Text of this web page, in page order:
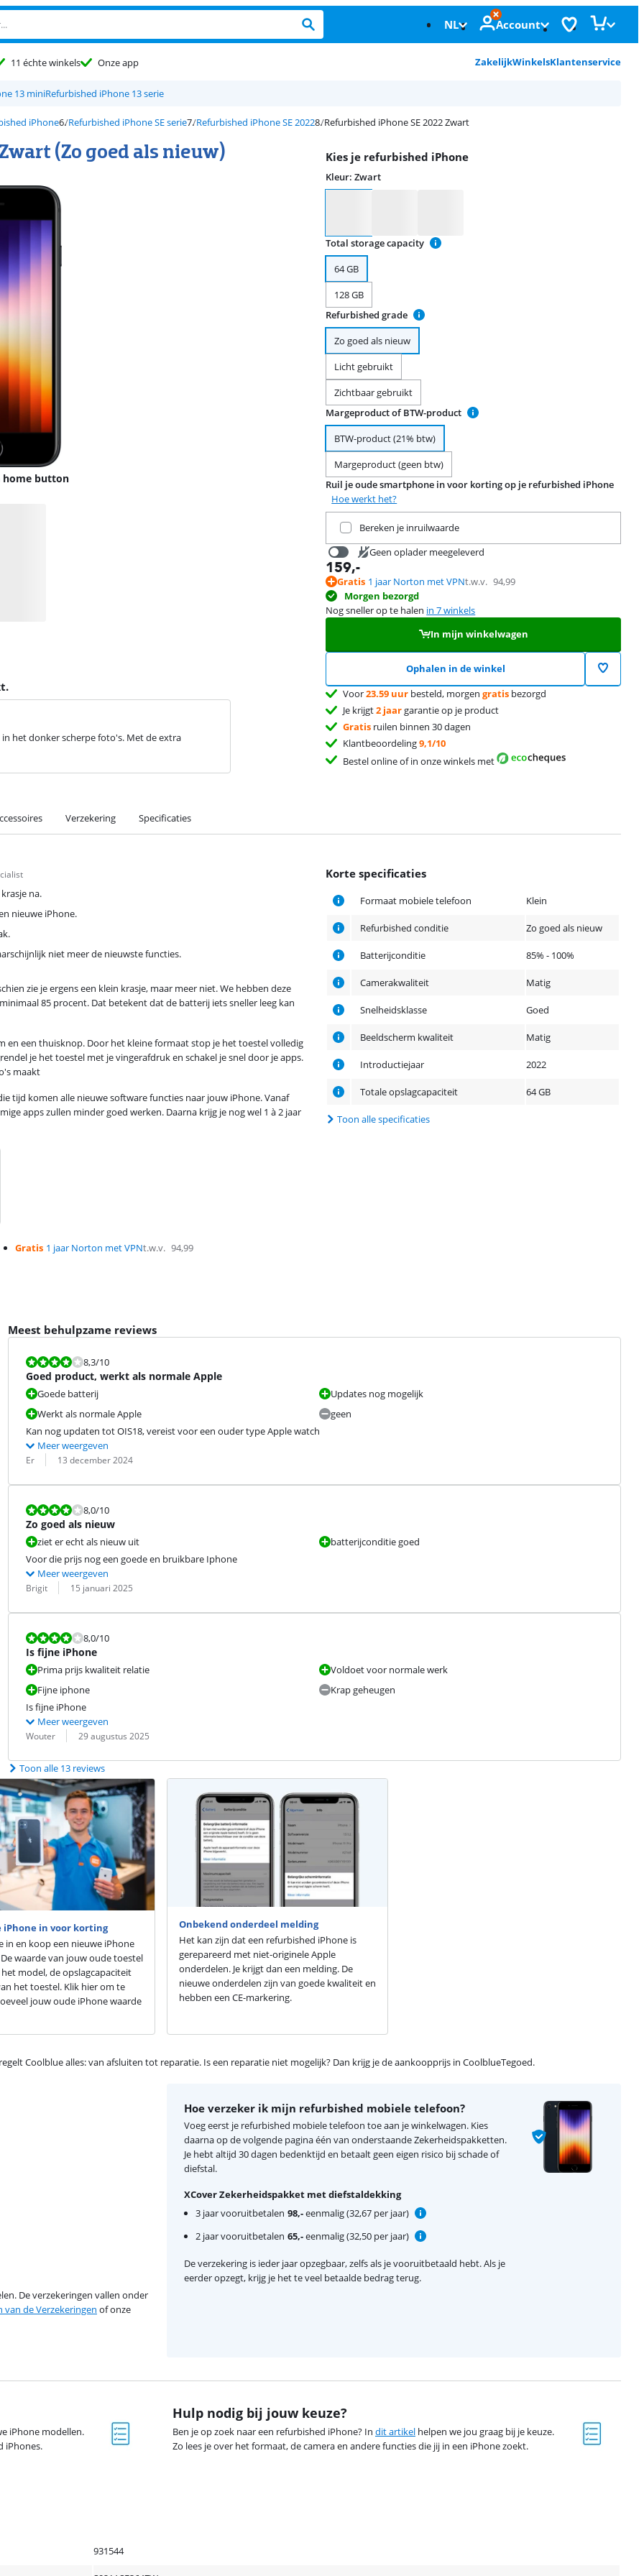
NL Account
11 échte winkels Onze app ZakelijkWinkelsKlantenservice
13 miniRefurbished iPhone 13 serie
iPhone Refurbished iPhone SE serie Refurbished iPhone SE 2022 Refurbished iPhone SE 2022 Zwart
(Zo goed als nieuw)
home button
het donker scherpe foto's. Met de extra
Kies je refurbished iPhone
Kleur:Zwart
Total storage capacity
64 GB
128 GB
Refurbished grade
Zo goed als nieuw
Licht gebruikt
Zichtbaar gebruikt
Margeproduct of BTW-product
BTW-product (21% btw)
Margeproduct (geen btw)
Ruil je oude smartphone in voor korting op je refurbished iPhone
Hoe werkt het?
Bereken je inruilwaarde
Geen oplader meegeleverd
159,-
Gratis 1 jaar Norton met VPNt.w.v. 94,99
Morgen bezorgd
Nog sneller op te halen in 7 winkels
In mijn winkelwagen
Ophalen in de winkel
Voor23.59 uur besteld, morgengratis bezorgd
Je krijgt2 jaargarantie op je product
Gratis ruilen binnen 30 dagen
Klantbeoordeling9,1/10
Bestel online of in onze winkels met
Verzekering Specificaties
Korte specificaties
Formaat mobiele telefoon Klein
Refurbished conditie Zo goed als nieuw
Batterijconditie 85% - 100%
Camerakwaliteit Matig
Snelheidsklasse Goed
Beeldscherm kwaliteit Matig
Introductiejaar 2022
Totale opslagcapaciteit 64 GB
Toon alle specificaties
na.
nieuwe iPhone.
niet meer de nieuwste functies.
zie je ergens een klein krasje, maar meer niet. We hebben deze
85 procent. Dat betekent dat de batterij iets sneller leeg kan
en een thuisknop. Door het kleine formaat stop je het toestel volledig
je het toestel met je vingerafdruk en schakel je snel door je apps.
maakt
tijd komen alle nieuwe software functies naar jouw iPhone. Vanaf
apps zullen minder goed werken. Daarna krijg je nog wel 1 à 2 jaar
Gratis 1 jaar Norton met VPNt.w.v. 94,99
Meest behulpzame reviews
Beoordeling is 8,3 van de 10.
8,3/10
Goed product, werkt als normale Apple
Goede batterij
Werkt als normale Apple
Updates nog mogelijk
geen
Kan nog updaten tot OIS18, vereist voor een ouder type Apple watch
Meer weergeven
Beoordeling door:
Er
Datum: 13 december 2024
Beoordeling is 8,0 van de 10.
8,0/10
Zo goed als nieuw
ziet er echt als nieuw uit
batterijconditie goed
Voor die prijs nog een goede en bruikbare Iphone
Meer weergeven
Beoordeling door:
Brigit
Datum: 15 januari 2025
Beoordeling is 8,0 van de 10.
8,0/10
Is fijne iPhone
Prima prijs kwaliteit relatie
Fijne iphone
Voldoet voor normale werk
Krap geheugen
Is fijne iPhone
Meer weergeven
Beoordeling door:
Wouter
Datum: 29 augustus 2025
Toon alle 13 reviews
iPhone in voor korting
in en koop een nieuwe iPhone
waarde van jouw oude toestel
model, de opslagcapaciteit
het toestel. Klik hier om te
jouw oude iPhone waarde
Onbekend onderdeel melding
Het kan zijn dat een refurbished iPhone is
gerepareerd met niet-originele Apple
onderdelen. Je krijgt dan een melding. De
nieuwe onderdelen zijn van goede kwaliteit en
hebben een CE-markering.
Coolblue alles: van afsluiten tot reparatie. Is een reparatie niet mogelijk? Dan krijg je de aankoopprijs in CoolblueTegoed.
De verzekeringen vallen onder
van de Verzekeringen of onze
Hoe verzeker ik mijn refurbished mobiele telefoon?
Voeg eerst je refurbished mobiele telefoon toe aan je winkelwagen. Kies
daarna op de volgende pagina één van onderstaande Zekerheidspakketten.
Je hebt altijd 30 dagen bedenktijd en betaalt geen eigen risico bij schade of
diefstal.
XCover Zekerheidspakket met diefstaldekking
3 jaar vooruitbetalen 98,-eenmalig (32,67 per jaar)
2 jaar vooruitbetalen 65,-eenmalig (32,50 per jaar)
De verzekering is ieder jaar opzegbaar, zelfs als je vooruitbetaald hebt. Als je
eerder opzegt, krijg je het te veel betaalde bedrag terug.
Hulp nodig bij jouw keuze?
Ben je op zoek naar een refurbished iPhone? In dit artikelhelpen we jou graag bij je keuze.
Zo lees je over het formaat, de camera en andere functies die jij in een iPhone zoekt.
iPhone modellen.
iPhones.
931544